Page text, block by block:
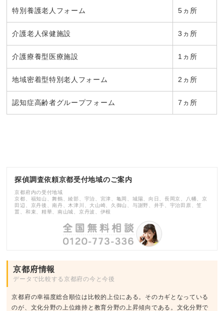
特別養護老人フォーム 5ヵ所
介護老人保健施設 3ヵ所
介護療養型医療施設 1ヵ所
地域密着型特別老人フォーム 2ヵ所
認知症高齢者グループフォーム 7ヵ所
探偵調査依頼京都受付地域のご案内
京都府内の受付地域
京都、福知山、舞鶴、綾部、宇治、宮津、亀岡、城陽、向日、長岡京、八幡、京
田辺、京丹後、南丹、木津川、大山崎、久御山、与謝野、井手、宇治田原、笠
置、和束、精華、南山城、京丹波、伊根
京都府情報
データで比較する京都府の今と今後
京都府の幸福度総合順位は比較的上位にある。そのカギとなっている
のが、文化分野の上位維持と教育分野の上昇傾向である。文化分野で